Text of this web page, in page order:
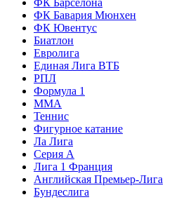
ФК Барселона
ФК Бавария Мюнхен
ФК Ювентус
Биатлон
Евролига
Единая Лига ВТБ
РПЛ
Формула 1
MMA
Теннис
Фигурное катание
Ла Лига
Серия А
Лига 1 Франция
Английская Премьер-Лига
Бундеслига